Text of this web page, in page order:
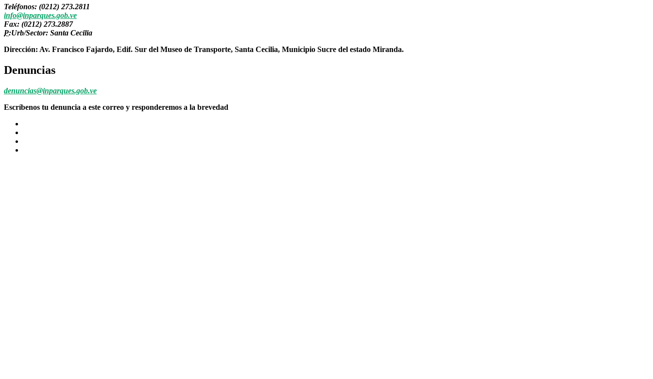
Teléfonos: (0212) 273.2811
info@inparques.gob.ve
Fax: (0212) 273.2887
P:Urb/Sector: Santa Cecilia
Dirección: Av. Francisco Fajardo, Edif. Sur del Museo de Transporte, Santa Cecilia, Municipio Sucre del estado Miranda.
Denuncias
denuncias@inparques.gob.ve
Escríbenos tu denuncia a este correo y responderemos a la brevedad